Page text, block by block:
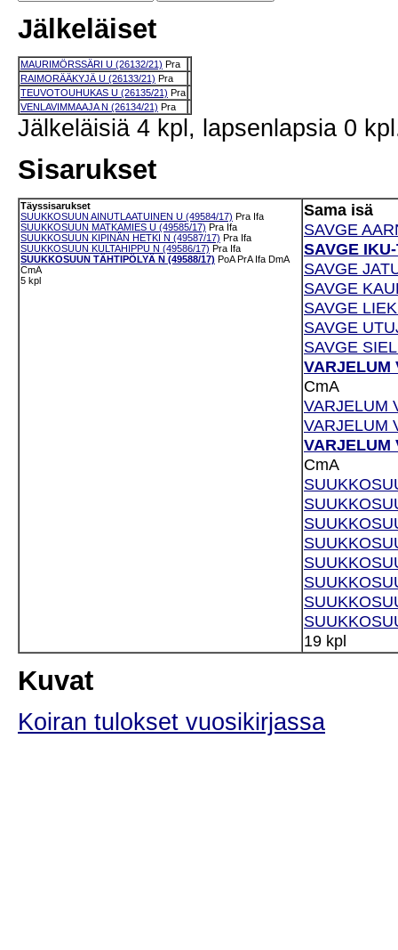
Jälkeläiset
MAURIMÖRSSÄRI U (26132/21) Pra
RAIMORÄÄKYJÄ U (26133/21) Pra
TEUVOTOUHUKAS U (26135/21) Pra
VENLAVIMMAAJA N (26134/21) Pra
Jälkeläisiä 4 kpl, lapsenlapsia 0
Sisarukset
Täyssisarukset
SUUKKOSUUN AINUTLAATUINEN U (49584/17) Pra Ifa
SUUKKOSUUN MATKAMIES U (49585/17) Pra Ifa
SUUKKOSUUN KIPINÄN HETKI N (49587/17) Pra Ifa
SUUKKOSUUN KULTAHIPPU N (49586/17) Pra Ifa
SUUKKOSUUN TÄHTIPÖLYÄ N (49588/17) PoA PrA Ifa DmA
CmA
5 kpl
Sama isä
SAVGE
SAVGE
SAVGE
SAVGE
SAVGE
SAVGE
SAVGE
VARJELUM
CmA
VARJELUM
VARJELUM
VARJELUM
CmA
19 kpl
Kuvat
Koiran tulokset vuosikirjassa